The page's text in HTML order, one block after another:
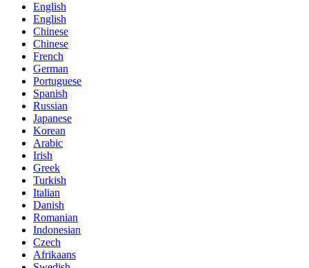
English
English
Chinese
Chinese
French
German
Portuguese
Spanish
Russian
Japanese
Korean
Arabic
Irish
Greek
Turkish
Italian
Danish
Romanian
Indonesian
Czech
Afrikaans